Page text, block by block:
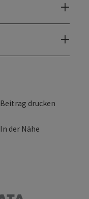
Beitrag drucken
In der Nähe